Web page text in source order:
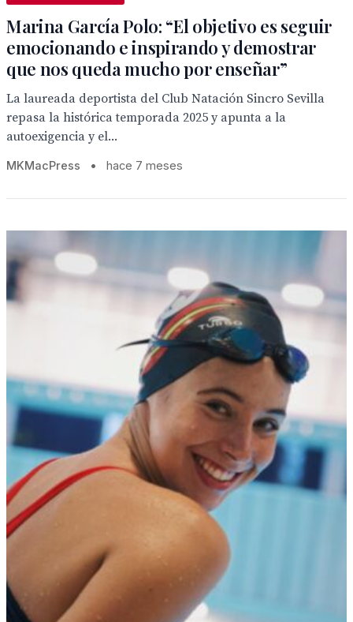
Marina García Polo: “El objetivo es seguir
emocionando e inspirando y demostrar
que nos queda mucho por enseñar”
La laureada deportista del Club Natación Sincro Sevilla
repasa la histórica temporada 2025 y apunta a la
autoexigencia y el...
MKMacPress • hace 7 meses